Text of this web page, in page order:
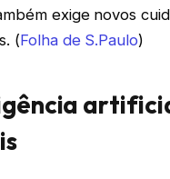
exige novos
(Folha de S.Paulo)